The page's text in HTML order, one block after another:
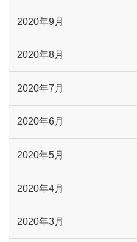
2020年9月
2020年8月
2020年7月
2020年6月
2020年5月
2020年4月
2020年3月